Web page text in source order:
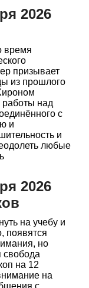
2026
время
призывает
из прошлого
работы над
с
и
и
любые
2026
на учебу и
появятся
но
свобода
на 12
на
с